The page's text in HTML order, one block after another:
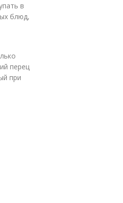
в
блюд,
перец
при